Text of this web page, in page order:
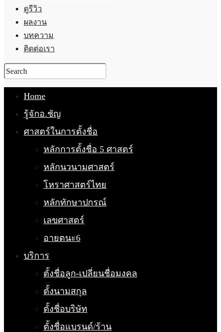
ดูรีวิว
ผลงาน
บทความ
ติดต่อเรา
Home
รู้จักอ.ชัญ
ศาสตร์ในการตั้งชื่อ
หลักการตั้งชื่อ 5 ศาสตร์
หลักนวนามศาสตร์
โหราศาสตร์ไทย
หลักทักษาปกรณ์
เลขศาสตร์
อายตนะ6
บริการ
ตั้งชื่อลูก-เปลี่ยนชื่อมงคล
ตั้งนามสกุล
ตั้งชื่อบริษัท
ตั้งชื่อแบรนด์/ร้าน